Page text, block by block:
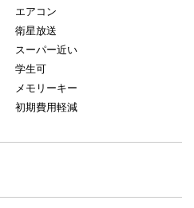
エアコン
衛星放送
スーパー近い
学生可
メモリーキー
初期費用軽減